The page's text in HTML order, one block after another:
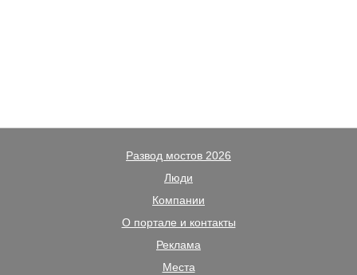
Развод мостов 2026
Люди
Компании
О портале и контакты
Реклама
Места